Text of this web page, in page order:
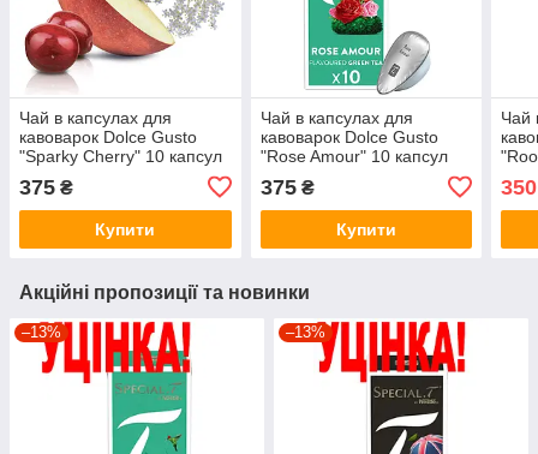
Чай в капсулах для
кавоварок Dolce Gusto
"Sparky Cherry" 10 капсул
375 ₴
Купити
Чай в капсулах для
кавоварок Dolce Gusto
"Rose Amour" 10 капсул
375₴
Купити
Чай
350
Акційні пропозиції та новинки
–13% –13%